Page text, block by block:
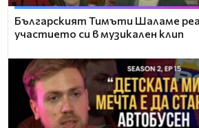
Българският Тимъти Шаламе
участието си в музикален клип